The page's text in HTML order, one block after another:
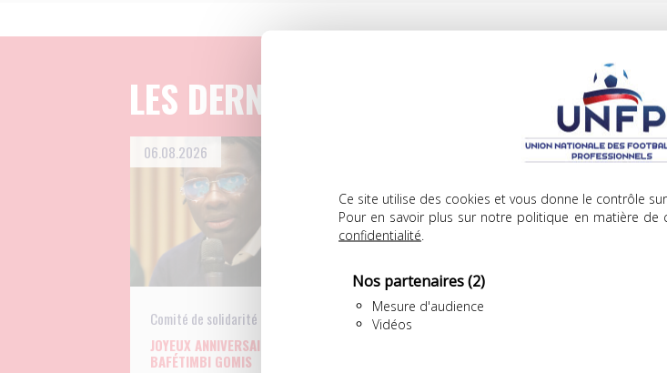
Ce site utilise des cookies et vous donne le contrôle
Pour en savoir plus sur notre politique en matière de
confidentialité
Nos partenaires(2)
Mesure d'audience
Vidéos
LES DERNIERS ARTICLES
06.08.2026
Comité de solidarité
JOYEUX ANNIVERSAIRE À
BAFÉTIMBI GOMIS
UNFP Football Club